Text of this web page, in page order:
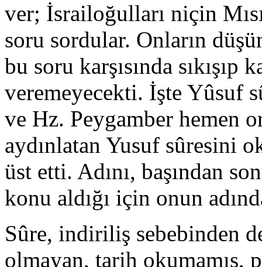
ver; İsrailoğulları niçin
soru sordular. Onların
bu soru karşısında
veremeyecekti. İşte Yûsuf
ve Hz. Peygamber hemen
aydınlatan Yusuf sûresini
üst etti. Adını, başından
konu aldığı için onun
Sûre, indiriliş sebebinden
olmayan, tarih okumamış,